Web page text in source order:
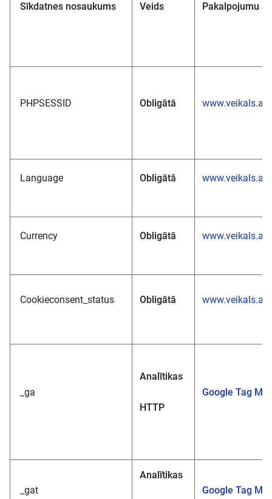
Sīkdatnes nosaukums Veids Pakalpojumu
PHPSESSID Obligātā
Language Obligātā
Currency Obligātā
Cookieconsent_status Obligātā
_ga
Analītikas
HTTP
Google Tag
_gat
Analītikas
Google Tag